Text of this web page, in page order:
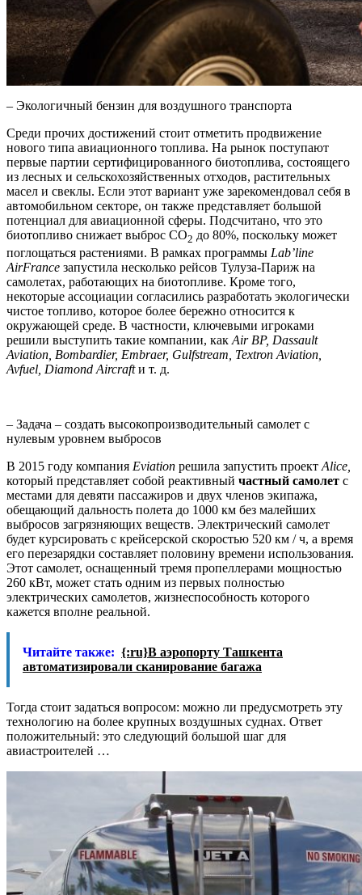
– Экологичный бензин для воздушного транспорта
Среди прочих достижений стоит отметить продвижение
нового типа авиационного топлива. На рынок поступают
первые партии сертифицированного биотоплива, состоящего
из лесных и сельскохозяйственных отходов, растительных
масел и свеклы. Если этот вариант уже зарекомендовал себя в
автомобильном секторе, он также представляет большой
потенциал для авиационной сферы. Подсчитано, что это
биотопливо снижает выброс CO2 до 80%, поскольку может
поглощаться растениями. В рамках программы Lab’line
AirFrance запустила несколько рейсов Тулуза-Париж на
самолетах, работающих на биотопливе. Кроме того,
некоторые ассоциации согласились разработать экологически
чистое топливо, которое более бережно относится к
окружающей среде. В частности, ключевыми игроками
решили выступить такие компании, как Air BP, Dassault
Aviation, Bombardier, Embraer, Gulfstream, Textron Aviation,
Avfuel, Diamond Aircraftи т. д.
– Задача – создать высокопроизводительный самолет с
нулевым уровнем выбросов
В 2015 году компания Eviation решила запустить проект Alice
который представляет собой реактивный частный самолет с
местами для девяти пассажиров и двух членов экипажа,
обещающий дальность полета до 1000 км без малейших
выбросов загрязняющих веществ. Электрический самолет
будет курсировать с крейсерской скоростью 520 км / ч, а время
его перезарядки составляет половину времени использования.
Этот самолет, оснащенный тремя пропеллерами мощностью
260 кВт, может стать одним из первых полностью
электрических самолетов, жизнеспособность которого
кажется вполне реальной.
Читайте также: {:ru}В аэропорту Ташкента
автоматизировали сканирование багажа
Тогда стоит задаться вопросом: можно ли предусмотреть эту
технологию на более крупных воздушных суднах. Ответ
положительный: это следующий большой шаг для
авиастроителей …